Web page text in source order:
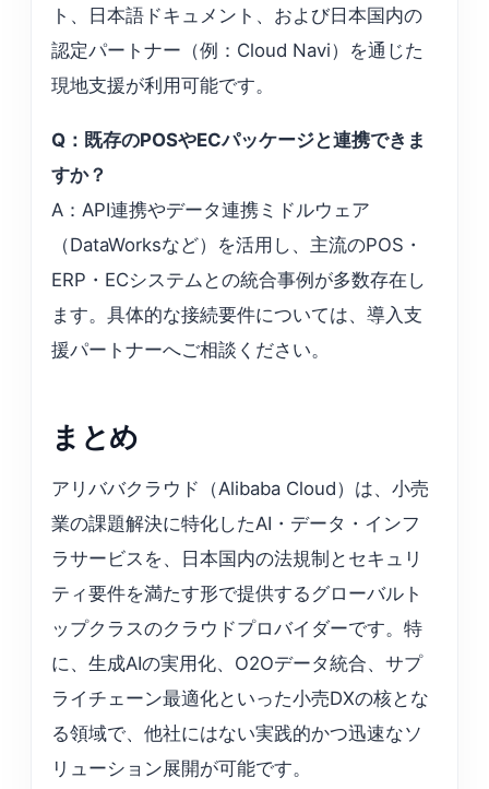
ト、日本語ドキュメント、および日本国内の
認定パートナー（例：Cloud Navi）を通じた
現地支援が利用可能です。
Q：既存のPOSやECパッケージと連携できま
すか？
A：API連携やデータ連携ミドルウェア
（DataWorksなど）を活用し、主流のPOS・
ERP・ECシステムとの統合事例が多数存在し
ます。具体的な接続要件については、導入支
援パートナーへご相談ください。
まとめ
アリババクラウド（Alibaba Cloud）は、小売
業の課題解決に特化したAI・データ・インフ
ラサービスを、日本国内の法規制とセキュリ
ティ要件を満たす形で提供するグローバルト
ップクラスのクラウドプロバイダーです。特
に、生成AIの実用化、O2Oデータ統合、サプ
ライチェーン最適化といった小売DXの核とな
る領域で、他社にはない実践的かつ迅速なソ
リューション展開が可能です。